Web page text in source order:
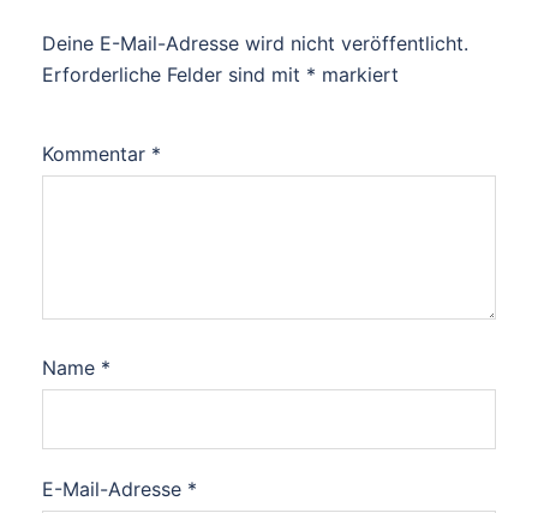
Deine E-Mail-Adresse wird nicht veröffentlicht.
Erforderliche Felder sind mit * markiert
Kommentar *
Name *
E-Mail-Adresse *